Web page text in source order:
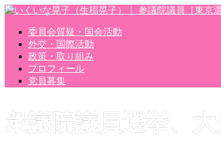
委員会質疑・国会活動
外交・国際活動
政策・取り組み
プロフィール
党員募集
衆議院議員選挙、